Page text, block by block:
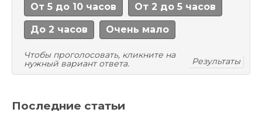
От 5 до 10 часов От 2 до 5 часов
До 2 часов Очень мало
Чтобы проголосовать, кликните на
нужный вариант ответа.
Результаты
Последние статьи